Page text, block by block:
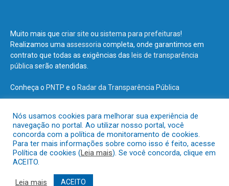
Muito mais que criar site ou sistema para prefeituras!
Realizamos uma assessoria completa, onde garantimos em
contrato que todas as exigências das leis de transparência
pública serão atendidas.
Conheça o PNTP e o Radar da Transparência Pública
Todos os direitos reservados a Prefeitura Municipal de Terra Santa.
Mapa do Site
Acessar o Webmail
Nós usamos cookies para melhorar sua experiência de
navegação no portal. Ao utilizar nosso portal, você
concorda com a política de monitoramento de cookies.
Para ter mais informações sobre como isso é feito, acesse
Política de cookies (Leia mais). Se você concorda, clique em
ACEITO.
Leia mais ACEITO